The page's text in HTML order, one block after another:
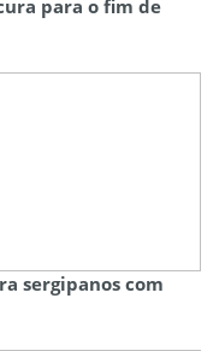
para o fim de
sergipanos com